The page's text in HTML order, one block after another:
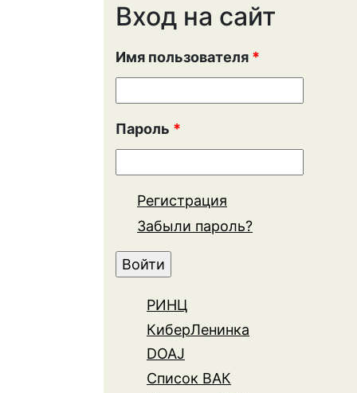
Вход на сайт
Имя пользователя *
Пароль *
Регистрация
Забыли пароль?
РИНЦ
КиберЛенинка
DOAJ
Список ВАК